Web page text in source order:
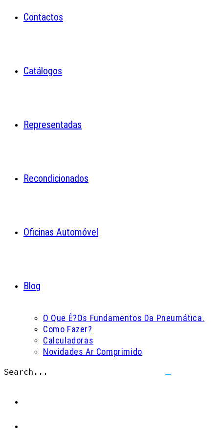
Contactos
Catálogos
Representadas
Recondicionados
Oficinas Automóvel
Blog
O Que É?Os Fundamentos Da Pneumática.
Como Fazer?
Calculadoras
Novidades Ar Comprimido
Search...